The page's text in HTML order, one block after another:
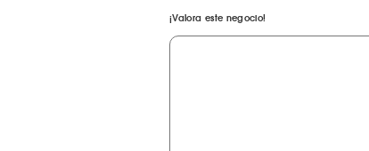
¡Valora este negocio!